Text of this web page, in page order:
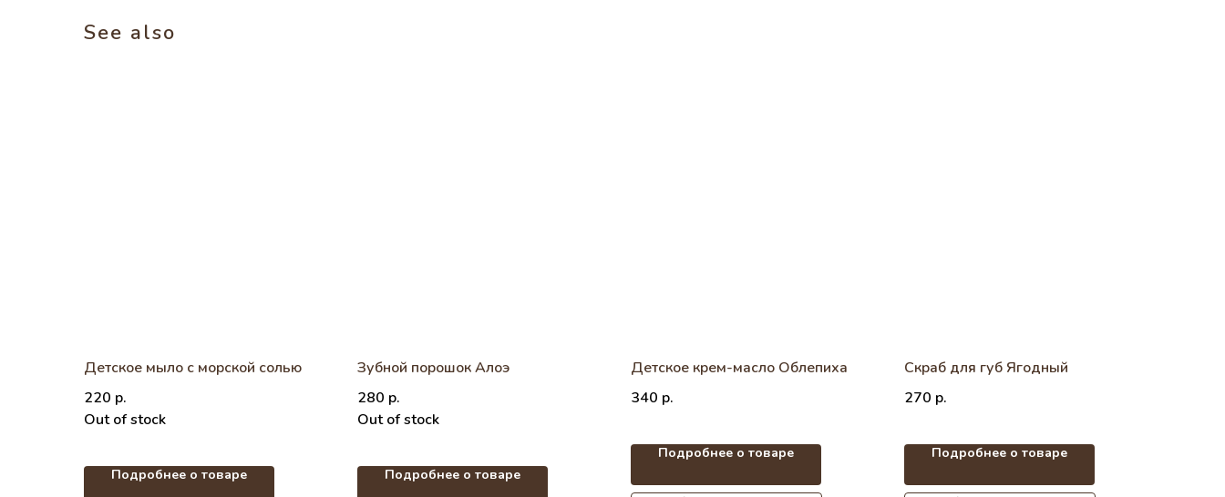
See also
Детское мыло с морской солью
220 р.
Out of stock
Подробнее о товаре
Зубной порошок Алоэ
280 р.
Out of stock
Подробнее о товаре
Детское крем-масло Облепиха
340 р.
Подробнее о товаре
Скраб для губ Ягодный
270 р.
Подробнее о товаре